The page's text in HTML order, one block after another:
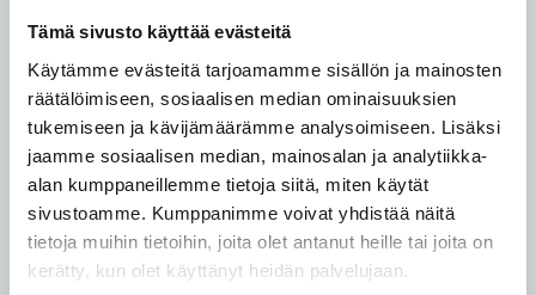
Tämä sivusto käyttää evästeitä
Käytämme evästeitä tarjoamamme sisällön ja mainosten
räätälöimiseen, sosiaalisen median ominaisuuksien
tukemiseen ja kävijämäärämme analysoimiseen. Lisäksi
jaamme sosiaalisen median, mainosalan ja analytiikka-
alan kumppaneillemme tietoja siitä, miten käytät
sivustoamme. Kumppanimme voivat yhdistää näitä
tietoja muihin tietoihin, joita olet antanut heille tai joita on
kerätty, kun olet käyttänyt heidän palvelujaan.
hyvinvointia. Fyysinen hyvinvointi, toimintakyky ja
mielenhyvinvointi ovat arjessa läsnä joka päivä, ja
siksi niitä kannattaa vaalia.
Terveelliset elintavat, riittävä uni ja mukavat
tunnekokemukset on hyvä muistaa hektisessäkin
arjessa. Hyvinvointi merkitsee jokaiselle eri asioita.
Tärkeää on löytää itselle sopivammat tavat pitää
huolta omasta hyvinvoinnista, terveydestä sekä
turvallisuudesta.